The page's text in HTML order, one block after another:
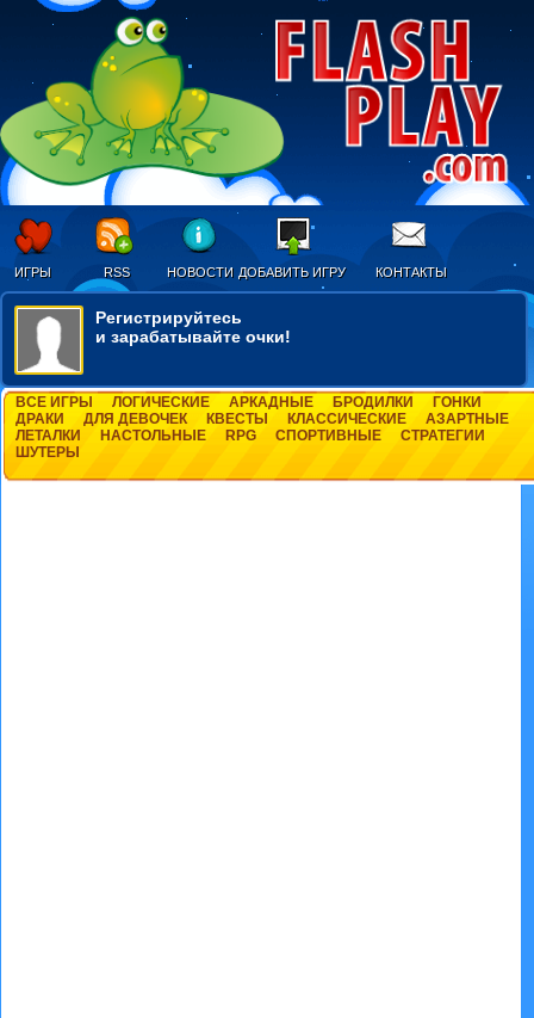
ИГРЫ RSS НОВОСТИ ДОБАВИТЬ ИГРУ КОНТАКТЫ
Регистрируйтесь
и зарабатывайте очки!
ВСЕ ИГРЫ ЛОГИЧЕСКИЕ АРКАДНЫЕ БРОДИЛКИ
ГОНКИ
ДРАКИ
ДЛЯ ДЕВОЧЕК КВЕСТЫ КЛАССИЧЕСКИЕ
АЗАРТНЫЕ
ЛЕТАЛКИ
НАСТОЛЬНЫЕ RPG СПОРТИВНЫЕ
СТРАТЕГИИ
ШУТЕРЫ